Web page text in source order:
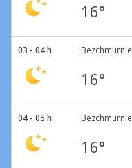
16°
03 - 04 h Bezchmurnie
16°
04 - 05 h Bezchmurnie
16°